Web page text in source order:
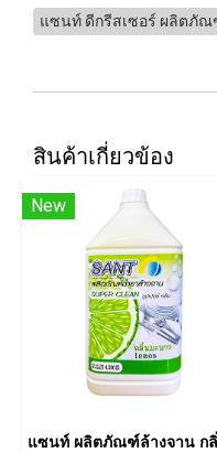
แซนท์ ดีกรีสเซอร์ ผลิตภั
สินค้าเกี่ยวข้อง
New